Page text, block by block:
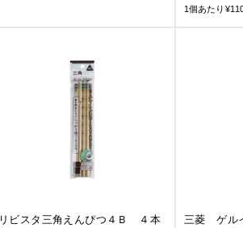
1個あたり
リビスタ三角えんぴつ４Ｂ ４本
三菱 ゲル